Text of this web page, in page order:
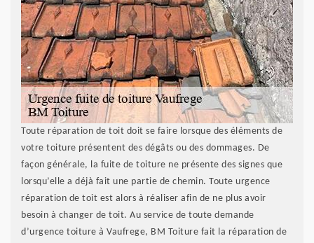
Toute réparation de toit doit se faire lorsque des éléments de
votre toiture présentent des dégâts ou des dommages. De
façon générale, la fuite de toiture ne présente des signes que
lorsqu’elle a déjà fait une partie de chemin. Toute urgence
réparation de toit est alors à réaliser afin de ne plus avoir
besoin à changer de toit. Au service de toute demande
d’urgence toiture à Vaufrege, BM Toiture fait la réparation de